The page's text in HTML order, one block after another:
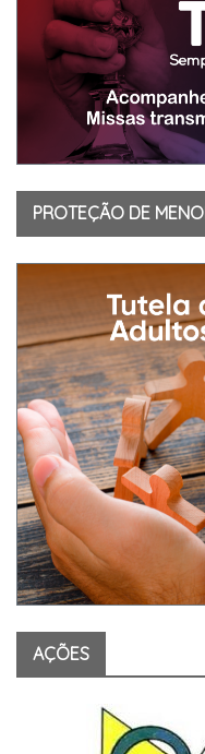
PROTEÇÃO DE
AÇÕES